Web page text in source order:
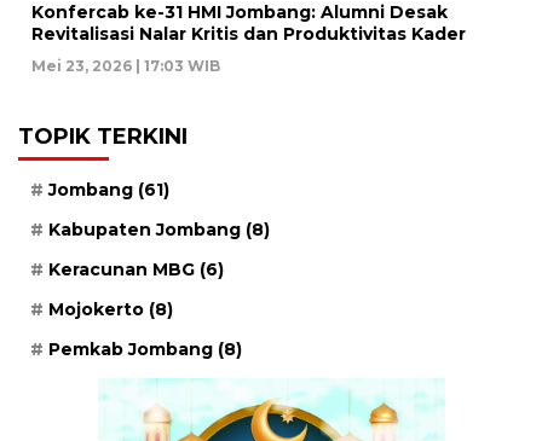
Konfercab ke-31 HMI Jombang: Alumni Desak
Revitalisasi Nalar Kritis dan Produktivitas Kader
Mei 23, 2026 | 17:03 WIB
TOPIK TERKINI
Jombang (61)
Kabupaten Jombang (8)
Keracunan MBG (6)
Mojokerto (8)
Pemkab Jombang (8)